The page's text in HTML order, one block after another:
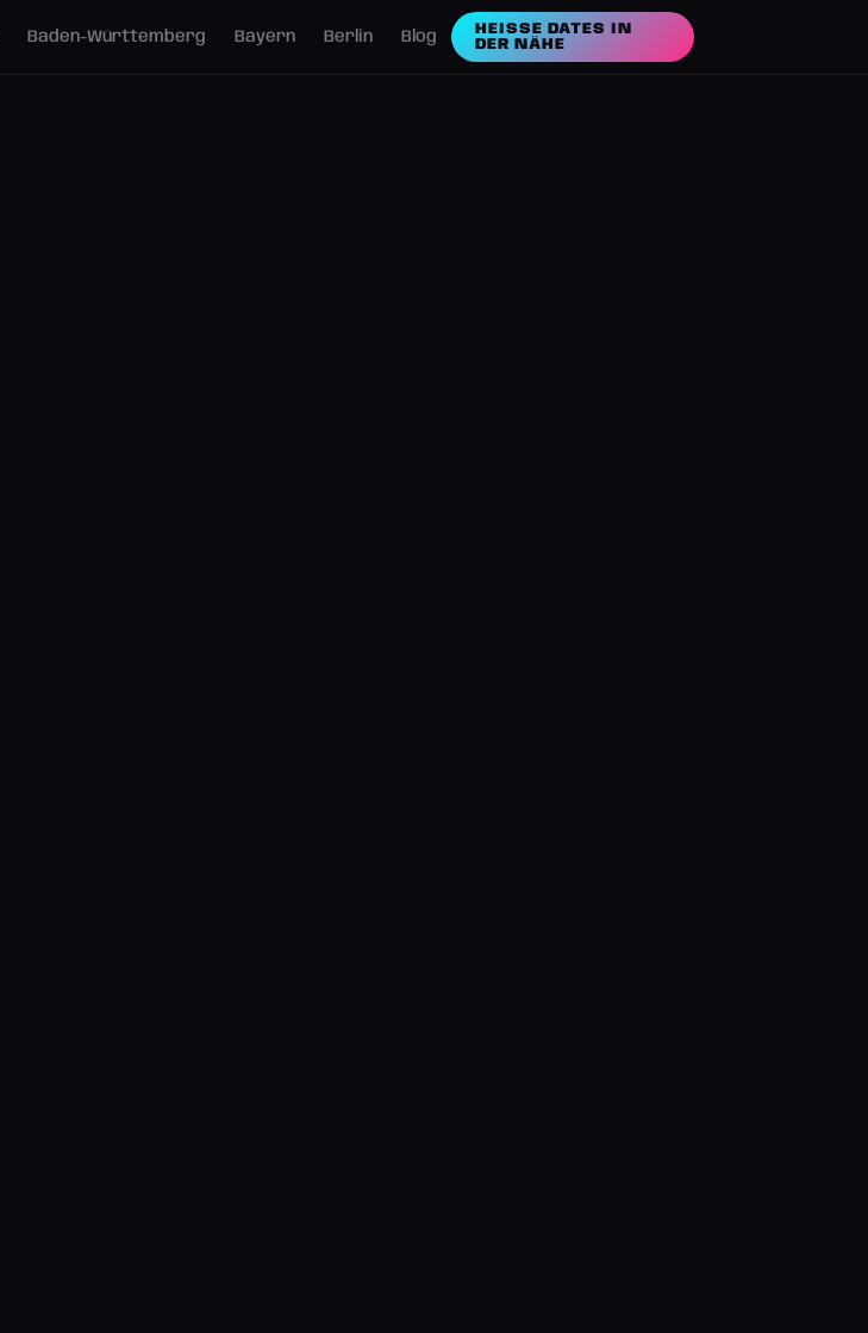
Baden-Württemberg Bayern Berlin Blog
HEISSE DATES IN D
ER NÄHE